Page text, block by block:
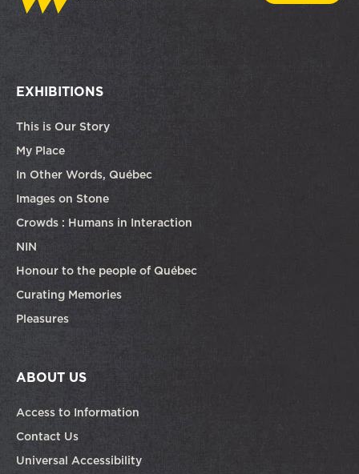
EXHIBITIONS
This is Our Story
My Place
In Other Words, Québec
Images on Stone
Crowds : Humans in Interaction
NIN
Honour to the people of Québec
Curating Memories
Pleasures
ABOUT US
Access to Information
Contact Us
Universal Accessibility